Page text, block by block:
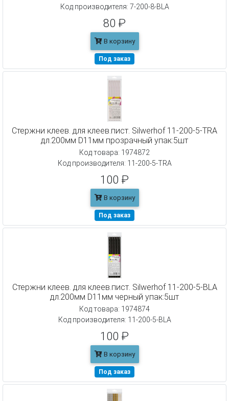
Код производителя: 7-200-8-BLA
80 ₽
В корзину
Под заказ
Cтержни клеев. для клеев.пист. Silwerhof 11-200-5-TRA
дл.200мм D11мм прозрачный упак:5шт
Код товара: 1974872
Код производителя: 11-200-5-TRA
100 ₽
В корзину
Под заказ
Cтержни клеев. для клеев.пист. Silwerhof 11-200-5-BLA
дл.200мм D11мм черный упак:5шт
Код товара: 1974874
Код производителя: 11-200-5-BLA
100 ₽
В корзину
Под заказ